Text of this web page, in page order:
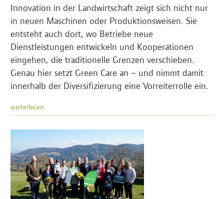
Innovation in der Landwirtschaft zeigt sich nicht nur
in neuen Maschinen oder Produktionsweisen. Sie
entsteht auch dort, wo Betriebe neue
Dienstleistungen entwickeln und Kooperationen
eingehen, die traditionelle Grenzen verschieben.
Genau hier setzt Green Care an – und nimmt damit
innerhalb der Diversifizierung eine Vorreiterrolle ein.
weiterlesen